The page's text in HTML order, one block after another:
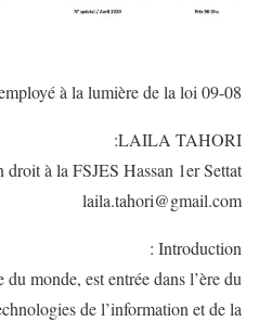
à la lumière de la loi 09-08
LAILA TAHORI:
à la FSJES Hassan 1er Settat.
laila.tahori@gmail.com
Introduction :
monde, est entrée dans l’ère du
de l’information et de la